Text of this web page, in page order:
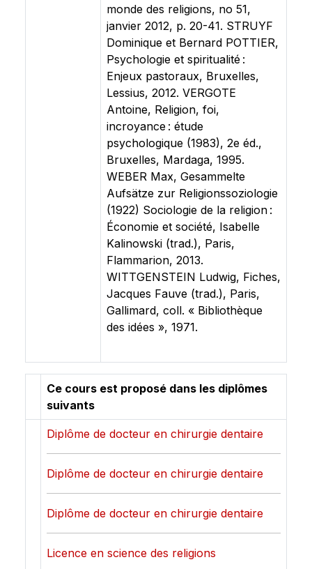
monde des religions, no 51,
janvier 2012, p. 20-41. STRUYF
Dominique et Bernard POTTIER,
Psychologie et spiritualité :
Enjeux pastoraux, Bruxelles,
Lessius, 2012. VERGOTE
Antoine, Religion, foi,
incroyance : étude
psychologique (1983), 2e éd.,
Bruxelles, Mardaga, 1995.
WEBER Max, Gesammelte
Aufsätze zur Religionssoziologie
(1922) Sociologie de la religion :
Économie et société, Isabelle
Kalinowski (trad.), Paris,
Flammarion, 2013.
WITTGENSTEIN Ludwig, Fiches,
Jacques Fauve (trad.), Paris,
Gallimard, coll. « Bibliothèque
des idées », 1971.
Ce cours est proposé dans les diplômes
suivants
Diplôme de docteur en chirurgie dentaire
Diplôme de docteur en chirurgie dentaire
Diplôme de docteur en chirurgie dentaire
Licence en science des religions